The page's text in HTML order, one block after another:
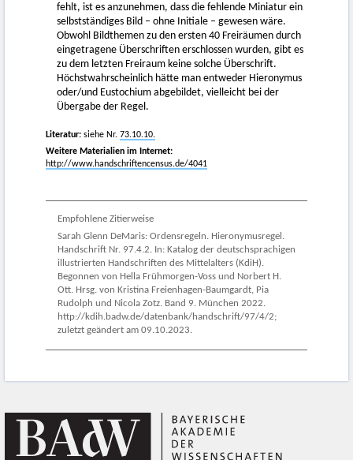
fehlt, ist es anzunehmen, dass die fehlende Miniatur ein
selbstständiges Bild – ohne Initiale – gewesen wäre.
Obwohl Bildthemen zu den ersten 40 Freiräumen durch
eingetragene Überschriften erschlossen wurden, gibt es
zu dem letzten Freiraum keine solche Überschrift.
Höchstwahrscheinlich hätte man entweder Hieronymus
oder/und Eustochium abgebildet, vielleicht bei der
Übergabe der Regel.
Literatur: siehe Nr. 73.10.10.
Weitere Materialien im Internet:
http://www.handschriftencensus.de/4041
Empfohlene Zitierweise
Sarah Glenn DeMaris: Ordensregeln. Hieronymusregel.
Handschrift Nr. 97.4.2. In: Katalog der deutschsprachigen
illustrierten Handschriften des Mittelalters (KdiH).
Begonnen von Hella Frühmorgen-Voss und Norbert H.
Ott. Hrsg. von Kristina Freienhagen-Baumgardt, Pia
Rudolph und Nicola Zotz. Band 9. München 2022.
http://kdih.badw.de/datenbank/handschrift/97/4/2;
zuletzt geändert am 09.10.2023.